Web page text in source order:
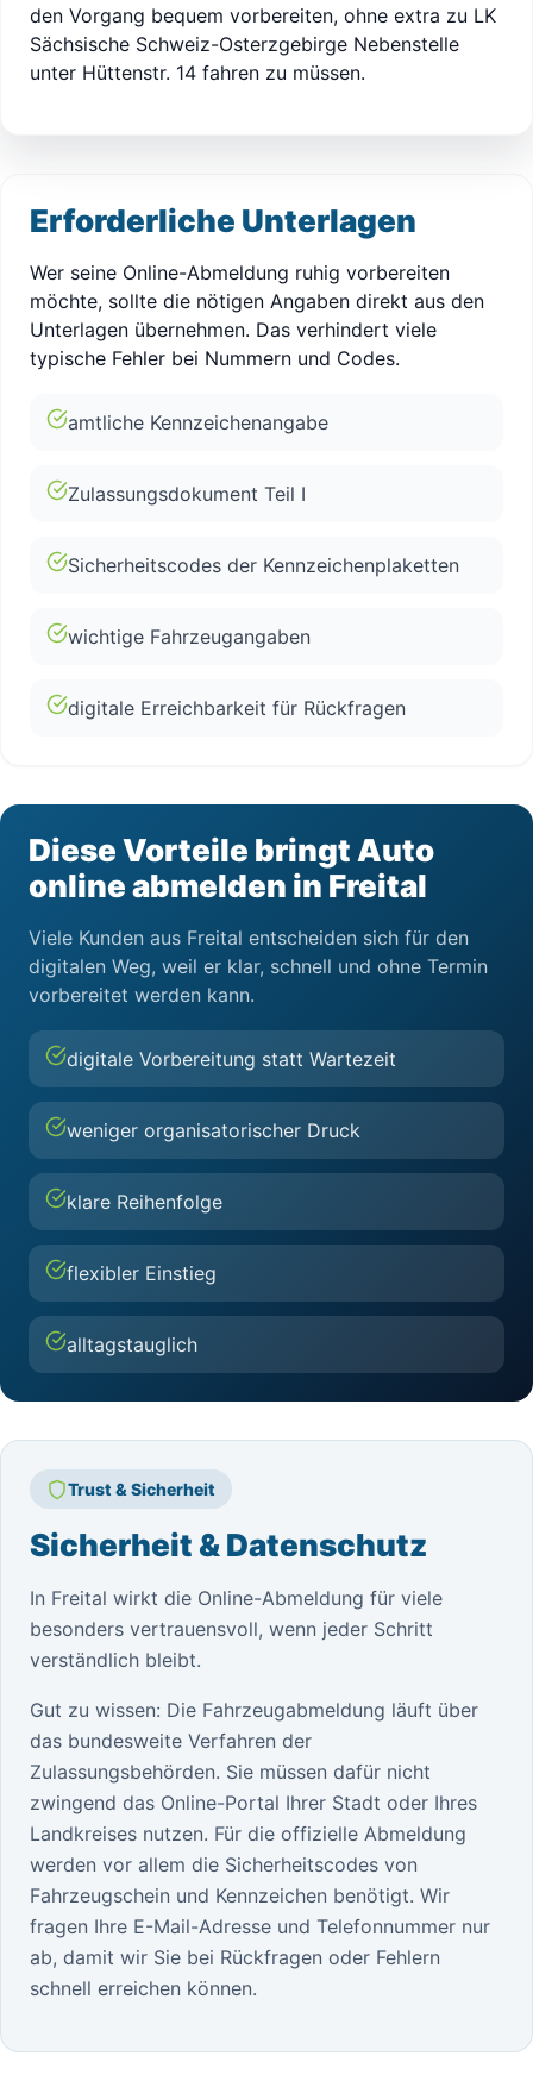
den Vorgang bequem vorbereiten, ohne extra zu LK
Sächsische Schweiz-Osterzgebirge Nebenstelle
unter Hüttenstr. 14 fahren zu müssen.
Erforderliche Unterlagen
Wer seine Online-Abmeldung ruhig vorbereiten
möchte, sollte die nötigen Angaben direkt aus den
Unterlagen übernehmen. Das verhindert viele
typische Fehler bei Nummern und Codes.
amtliche Kennzeichenangabe
Zulassungsdokument Teil I
Sicherheitscodes der Kennzeichenplaketten
wichtige Fahrzeugangaben
digitale Erreichbarkeit für Rückfragen
Diese Vorteile bringt Auto
online abmelden in Freital
Viele Kunden aus Freital entscheiden sich für den
digitalen Weg, weil er klar, schnell und ohne Termin
vorbereitet werden kann.
digitale Vorbereitung statt Wartezeit
weniger organisatorischer Druck
klare Reihenfolge
flexibler Einstieg
alltagstauglich
Trust & Sicherheit
Sicherheit & Datenschutz
In Freital wirkt die Online-Abmeldung für viele
besonders vertrauensvoll, wenn jeder Schritt
verständlich bleibt.
Gut zu wissen: Die Fahrzeugabmeldung läuft über
das bundesweite Verfahren der
Zulassungsbehörden. Sie müssen dafür nicht
zwingend das Online-Portal Ihrer Stadt oder Ihres
Landkreises nutzen. Für die offizielle Abmeldung
werden vor allem die Sicherheitscodes von
Fahrzeugschein und Kennzeichen benötigt. Wir
fragen Ihre E-Mail-Adresse und Telefonnummer nur
ab, damit wir Sie bei Rückfragen oder Fehlern
schnell erreichen können.